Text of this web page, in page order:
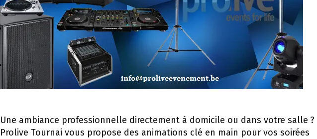
Une ambiance professionnelle directement à domicile ou dans votre salle ?
Prolive Tournai vous propose des animations clé en main pour vos soirées